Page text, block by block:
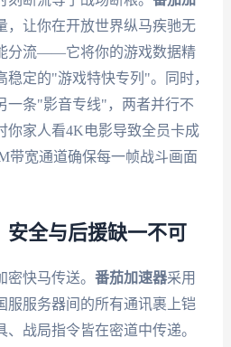
，让你在开放世界纵马疾驰无
分流——它将你的游戏数据精
稳定的"游戏特快专列"。同时，
一条"影音专线"，两者并行不
你家人看4K电影导致全员卡成
带宽通道确保每一帧战斗画面
安全与后援缺一不可
快马传送。 番茄加速器采用
服服务器间的所有通讯裹上铠
战局指令皆在密道中传递。